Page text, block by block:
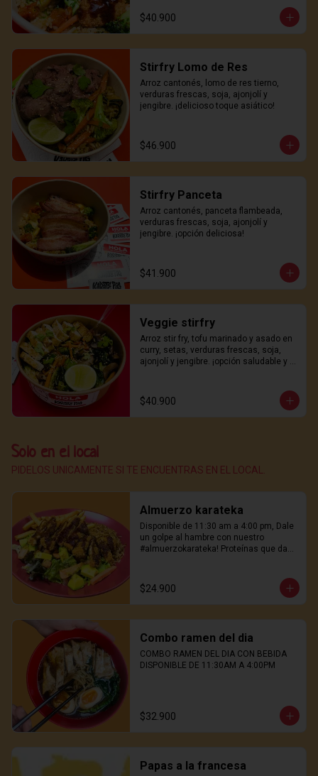
$40.900
Stirfry Lomo de Res
Arroz cantonés, lomo de res tierno,
verduras frescas, soja, ajonjolí y
jengibre. ¡delicioso toque asiático!
$46.900
Stirfry Panceta
Arroz cantonés, panceta flambeada,
verduras frescas, soja, ajonjolí y
jengibre. ¡opción deliciosa!
$41.900
Veggie stirfry
Arroz stir fry, tofu marinado y asado en
curry, setas, verduras frescas, soja,
ajonjolí y jengibre. ¡opción saludable y
$40.900
Solo en el local
PIDELOS UNICAMENTE SI TE ENCUENTRAS EN EL LOCAL.
Almuerzo karateka
Disponible de 11:30 am a 4:00 pm, Dale
un golpe al hambre con nuestro
#almuerzokarateka! Proteínas que dan
$24.900
Combo ramen del dia
COMBO RAMEN DEL DIA CON BEBIDA
DISPONIBLE DE 11:30AM A 4:00PM
$32.900
Papas a la francesa